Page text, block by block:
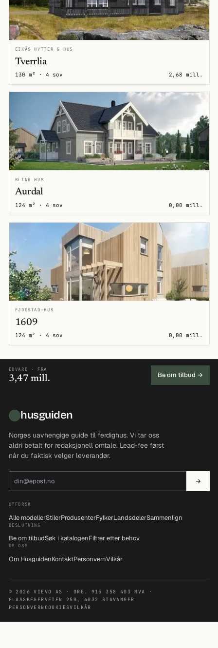
EIKÅS HYTTER & HUS
Tverrlia
130 m² · 4 sov 2,68 mill.
BLINK HUS
Aurdal
124 m² · 4 sov 0,00 mill.
FJOGSTAD-HUS
1609
124 m² · 4 sov 0,00 mill.
EDVARD · FRA
3,47 mill. Be om tilbud →
husguiden
Norges uavhengige guide til ferdighus. Vi tar oss
aldri betalt for redaksjonell omtale. Lead-fee først
når du faktisk velger leverandør.
→
UTFORSK
Alle modellerStilerProdusenterFylkerLandsdelerSammenlign
BESLUTNING
Be om tilbudSøk i katalogenFiltrer etter behov
OM OSS
Om HusguidenKontaktPersonvernVilkår
© 2026 VIEVO AS · ORG. 915 358 403 MVA ·
GLASSBEGERVEIEN 250, 4032 STAVANGER
PERSONVERN COOKIESVILKÅR